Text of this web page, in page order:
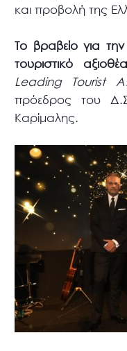
και προβολή της
Το βραβείο για
τουριστικό
Leading Tourist
πρόεδρος του
Καρίμαλης.